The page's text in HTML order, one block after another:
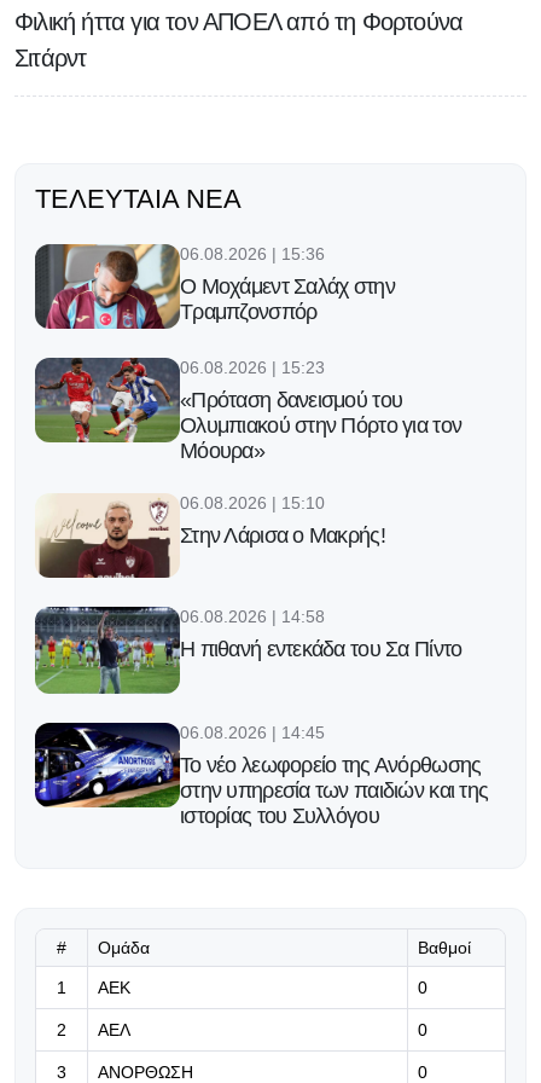
Φιλική ήττα για τον ΑΠΟΕΛ από τη Φορτούνα
Σιτάρντ
ΤΕΛΕΥΤΑΊΑ ΝΈΑ
06.08.2026 | 15:36
Ο Μοχάμεντ Σαλάχ στην
Τραμπζονσπόρ
06.08.2026 | 15:23
«Πρόταση δανεισμού του
Ολυμπιακού στην Πόρτο για τον
Μόουρα»
06.08.2026 | 15:10
Στην Λάρισα ο Μακρής!
06.08.2026 | 14:58
Η πιθανή εντεκάδα του Σα Πίντο
06.08.2026 | 14:45
Το νέο λεωφορείο της Ανόρθωσης
στην υπηρεσία των παιδιών και της
ιστορίας του Συλλόγου
Το θηρίο που οδηγάει ο Μέσι και
βγάζει σκαλοπάτι για να μπεις μέσα
(video)
# Ομάδα Βαθμοί
1 ΑΕΚ 0
2 ΑΕΛ 0
3 ΑΝΟΡΘΩΣΗ 0